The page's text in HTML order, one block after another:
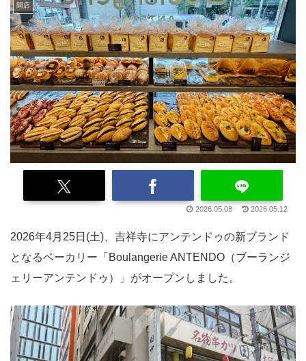
開店
2026.05.08 2026.05.12
2026年4月25日(土)、吉祥寺にアンテンドゥの新ブランド
となるベーカリー「Boulangerie ANTENDO（ブーランジ
ェリーアンテンドゥ）」がオープンしました。